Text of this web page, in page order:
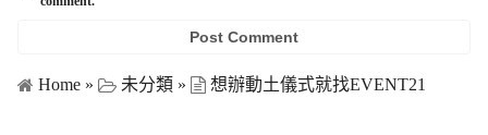
Home » 未分類 » 想辦動土儀式就找EVENT21